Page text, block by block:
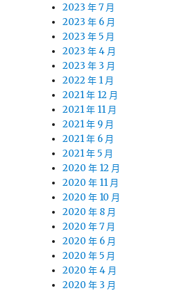
2023 年 7 月
2023 年 6 月
2023 年 5 月
2023 年 4 月
2023 年 3 月
2022 年 1 月
2021 年 12 月
2021 年 11 月
2021 年 9 月
2021 年 6 月
2021 年 5 月
2020 年 12 月
2020 年 11 月
2020 年 10 月
2020 年 8 月
2020 年 7 月
2020 年 6 月
2020 年 5 月
2020 年 4 月
2020 年 3 月